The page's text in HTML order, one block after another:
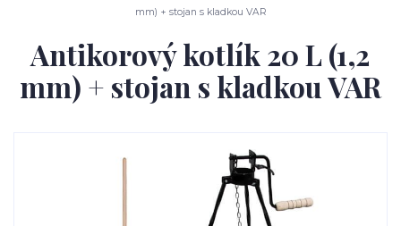
mm) + stojan s kladkou VAR
Antikorový kotlík 20 L (1,2
mm) + stojan s kladkou VAR